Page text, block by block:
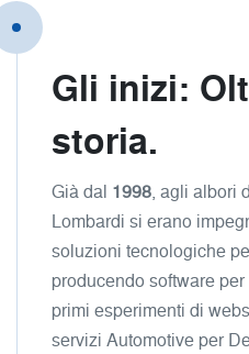
Gli inizi:
storia.
Già dal 1998, agli albori
Lombardi si erano
soluzioni tecnologiche
producendo software
primi esperimenti di
servizi Automotive per